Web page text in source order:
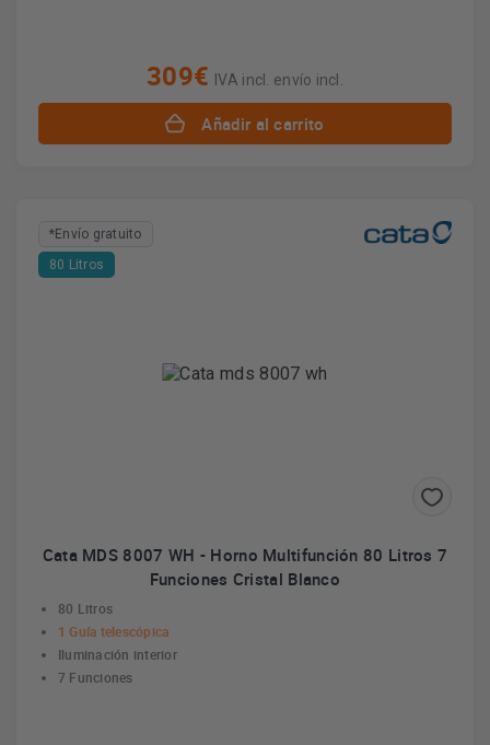
309€ IVA incl. envío incl.
Añadir al carrito
*Envío gratuito
80 Litros
Cata MDS 8007 WH - Horno Multifunción 80 Litros 7
Funciones Cristal Blanco
80 Litros
1 Guía telescópica
Iluminación interior
7 Funciones